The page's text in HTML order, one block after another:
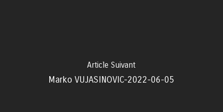
Article Suivant
Marko VUJASINOVIC-2022-06-05